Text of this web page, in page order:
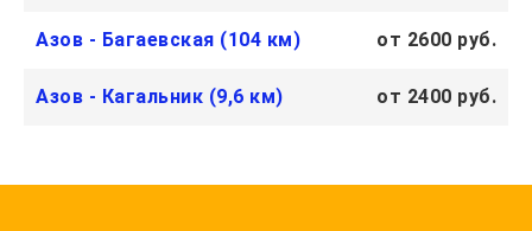
Азов - Багаевская (104 км) от 2600 руб.
Азов - Кагальник (9,6 км) от 2400 руб.